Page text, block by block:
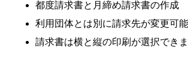
都度請求書と月締め請求書の作成
利用団体とは別に請求先が変更可能
請求書は横と縦の印刷が選択でき